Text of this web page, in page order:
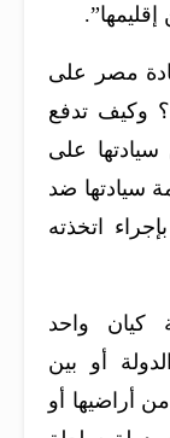
مصر على
وكيف تدفع
على
سيادتها ضد
اتخذته
كيان واحد
أو بين
أراضيها أو